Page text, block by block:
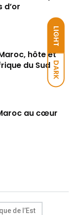
LIGHT
DARK
d’or
hôte et
du Sud
au cœur
de l’Est